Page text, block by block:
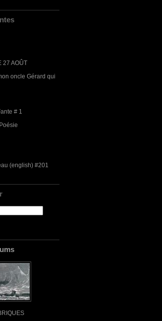
27 AOÛT
oncle Gérard qui
# 1
(english) #201